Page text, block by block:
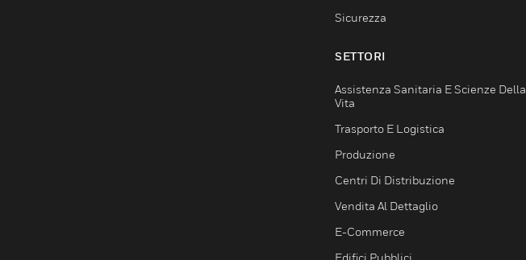
Sicurezza
SETTORI
Assistenza Sanitaria E Scienze Della
Vita
Trasporto E Logistica
Produzione
Centri Di Distribuzione
Vendita Al Dettaglio
E-Commerce